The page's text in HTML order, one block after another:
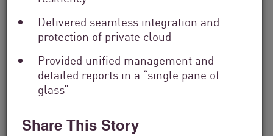
Delivered seamless integration and
protection of private cloud
Provided unified management and
detailed reports in a “single pane of
glass”
Share This Story
Risk Score:...